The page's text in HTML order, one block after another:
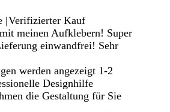
|Verifizierter Kauf
meinen Aufklebern! Super
einwandfrei! Sehr
werden angezeigt 1-2
Designhilfe
die Gestaltung für Sie